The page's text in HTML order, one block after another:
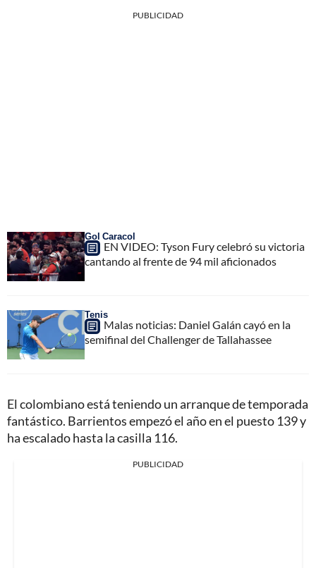
PUBLICIDAD
Gol Caracol
EN VIDEO: Tyson Fury celebró su victoria
cantando al frente de 94 mil aficionados
Tenis
Malas noticias: Daniel Galán cayó en la
semifinal del Challenger de Tallahassee
El colombiano está teniendo un arranque de temporada
fantástico. Barrientos empezó el año en el puesto 139 y
ha escalado hasta la casilla 116.
PUBLICIDAD